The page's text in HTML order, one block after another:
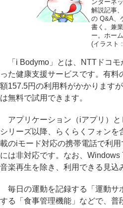
ンターネ
解説記事
の Q&A、
書く。兼
ー。ホー
(イラスト
「i Bodymo」とは、NTTドコモ
った健康支援サービスです。有料
額157.5円の利用料がかかります
は無料で試用できます。
アプリケーション（iアプリ）と
シリーズ以降、らくらくフォンを
載のiモード対応の携帯電話で利
には非対応です。なお、Windows
音楽再生を除き、利用できる見込
毎日の運動を記録する「運動サ
する「食事管理機能」などで、普